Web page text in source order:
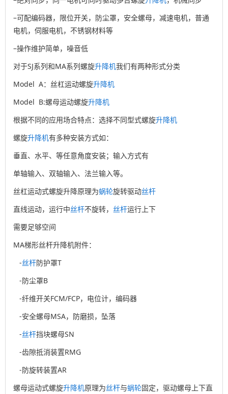
–可配编码器，限位开关，防尘罩，安全螺母，减速电机，普通
电机，伺服电机，不锈钢材料等
–操作维护简单，噪音低
对于SJ系列和MA系列螺旋升降机我们有两种形式分类
Model A：丝杠运动螺旋升降机
Model B:螺母运动螺旋升降机
根据不同的应用场合特点：选择不同型式螺旋升降机
螺旋升降机有多种安装方式如：
垂直、水平、等任意角度安装；输入方式有
单轴输入、双轴输入、法兰输入等。
丝杠运动式螺旋升降原理为蜗轮旋转驱动丝杆
直线运动，运行中丝杆不旋转， 丝杆运行上下
需要足够空间
MA梯形丝杆升降机附件：
-丝杆防护罩T
-防尘罩B
-纤维开关FCM/FCP，电位计，编码器
-安全螺母MSA，防磨损，坠落
-丝杆挡块螺母SN
-齿隙抵消装置RMG
-防旋转装置AR
螺母运动式螺旋升降机原理为丝杆与蜗轮固定，驱动螺母上下直